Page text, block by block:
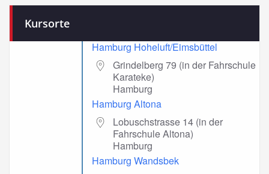
Kursorte
Hamburg Hoheluft/Eimsbüttel
Grindelberg 79 (in der Fahrschule
Karateke)
Hamburg
Hamburg Altona
Lobuschstrasse 14 (in der
Fahrschule Altona)
Hamburg
Hamburg Wandsbek